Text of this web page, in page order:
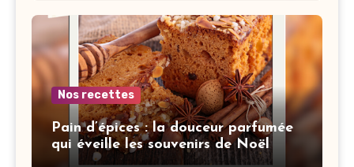
Nos recettes
Pain d’épices : la douceur parfumée
qui éveille les souvenirs de Noël